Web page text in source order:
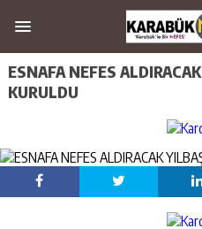
ESNAFA NEFES
KURULDU